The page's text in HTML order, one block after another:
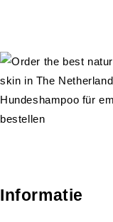
Informatie